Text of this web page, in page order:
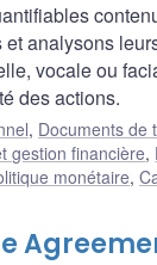
analysons
vocale ou
des actions.
, Documents de
gestion financière,
monétaire,